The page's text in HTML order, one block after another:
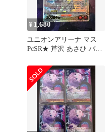
¥ 1,680
ユニオンアリーナ マス
PcSR★ 芹沢 あさひ パラ